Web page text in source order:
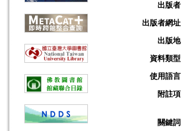
出版者
出版者網址
出版地
資料類型
使用語言
附註項
關鍵詞